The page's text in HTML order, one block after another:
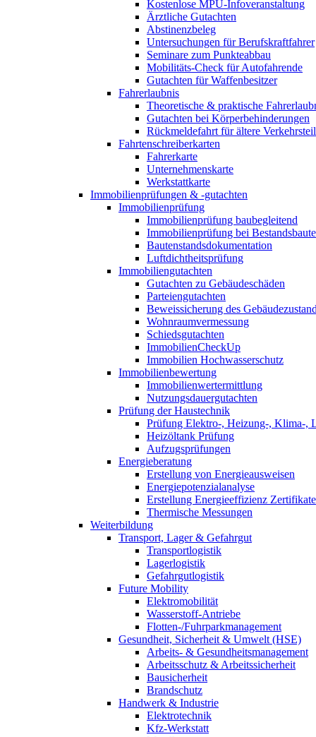
Kostenlose MPU-Infoveranstaltung
Ärztliche Gutachten
Abstinenzbeleg
Untersuchungen für Berufskraftfahrer
Seminare zum Punkteabbau
Mobilitäts-Check für Autofahrende
Gutachten für Waffenbesitzer
Fahrerlaubnis
Theoretische & praktische
Gutachten bei Körperbehinderungen
Rückmeldefahrt für ältere
Fahrtenschreiberkarten
Fahrerkarte
Unternehmenskarte
Werkstattkarte
Immobilienprüfungen & -gutachten
Immobilienprüfung
Immobilienprüfung baubegleitend
Immobilienprüfung bei
Bautenstandsdokumentation
Luftdichtheitsprüfung
Immobiliengutachten
Gutachten zu Gebäudeschäden
Parteiengutachten
Beweissicherung des
Wohnraumvermessung
Schiedsgutachten
ImmobilienCheckUp
Immobilien Hochwasserschutz
Immobilienbewertung
Immobilienwertermittlung
Nutzungsdauergutachten
Prüfung der Haustechnik
Prüfung Elektro-, Heizung-, Klima-,
Heizöltank Prüfung
Aufzugsprüfungen
Energieberatung
Erstellung von Energieausweisen
Energiepotenzialanalyse
Erstellung Energieeffizienz Zertifikate
Thermische Messungen
Weiterbildung
Transport, Lager & Gefahrgut
Transportlogistik
Lagerlogistik
Gefahrgutlogistik
Future Mobility
Elektromobilität
Wasserstoff-Antriebe
Flotten-/Fuhrparkmanagement
Gesundheit, Sicherheit & Umwelt (HSE)
Arbeits- & Gesundheitsmanagement
Arbeitsschutz & Arbeitssicherheit
Bausicherheit
Brandschutz
Handwerk & Industrie
Elektrotechnik
Kfz-Werkstatt